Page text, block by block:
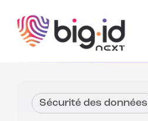
Sécurité des données